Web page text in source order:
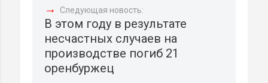
→ Следующая новость:
В этом году в результате
несчастных случаев на
производстве погиб 21
оренбуржец